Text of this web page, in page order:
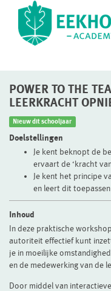
POWER TO THE
LEERKRACHT
Nieuw dit schooljaar
Doelstellingen
Je kent beknopt de
ervaart de ‘kracht
Je kent het principe
en leert dit
Inhoud
In deze praktische
autoriteit effectief kunt
je in moeilijke
en de medewerking van de
Door middel van